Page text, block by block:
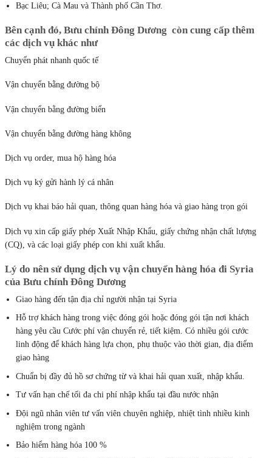
Bạc Liêu; Cà Mau và Thành phố Cần Thơ.
Bên cạnh đó, Bưu chính Đông Dương còn cung cấp thêm
các dịch vụ khác như
Chuyển phát nhanh quốc tế
Vận chuyển bằng đường bộ
Vận chuyển bằng đường biển
Vận chuyển bằng đường hàng không
Dịch vụ order, mua hộ hàng hóa
Dịch vụ ký gửi hành lý cá nhân
Dịch vụ khai báo hải quan, thông quan hàng hóa và giao hàng trọn gói
Dịch vụ xin cấp giấy phép Xuất Nhập Khẩu, giấy chứng nhận chất lượng
(CQ), và các loại giấy phép con khi xuất khẩu.
Lý do nên sử dụng dịch vụ vận chuyển hàng hóa đi Syria
của Bưu chính Đông Dương
Giao hàng đến tận địa chỉ người nhận tại Syria
Hỗ trợ khách hàng trong việc đóng gói hoặc đóng gói tận nơi khách
hàng yêu cầu Cước phí vận chuyển rẻ, tiết kiệm. Có nhiều gói cước
linh động để khách hàng lựa chọn, phụ thuộc vào thời gian, địa điểm
giao hàng
Chuẩn bị đầy đủ hồ sơ chứng từ và khai hải quan xuất, nhập khẩu.
Tư vấn hạn chế tối đa chi phí nhập khẩu tại đầu nước nhận
Đội ngũ nhân viên tư vấn viên chuyên nghiệp, nhiệt tình nhiều kinh
nghiệm trong ngành
Bảo hiểm hàng hóa 100 %